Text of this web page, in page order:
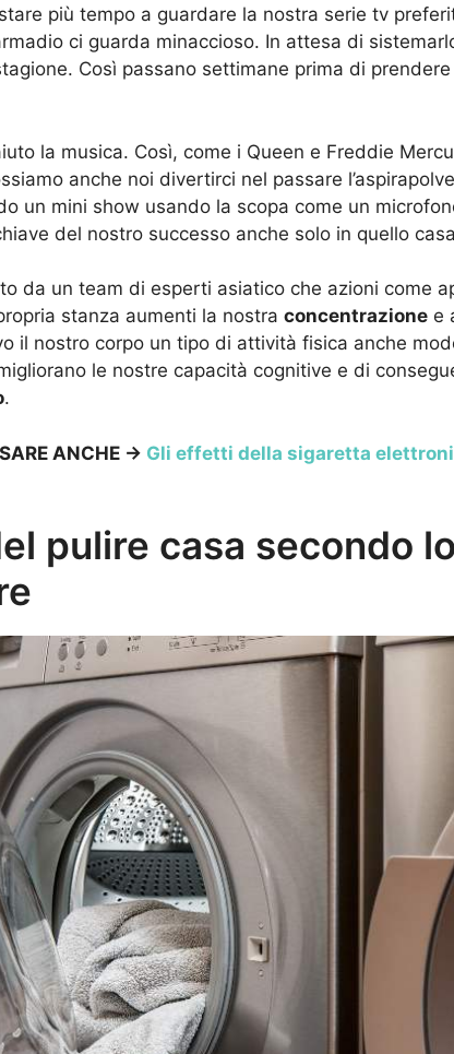
più tempo a guardare la nostra serie tv
ci guarda minaccioso. In attesa di
Così passano settimane prima di prendere
la musica. Così, come i Queen e Freddie
anche noi divertirci nel passare
un mini show usando la scopa come un
del nostro successo anche solo in quello
da un team di esperti asiatico che azioni come
stanza aumenti la nostra concentrazione e
il nostro corpo un tipo di attività fisica anche
le nostre capacità cognitive e di
.
ANCHE -> Gli effetti della sigaretta
pulire casa secondo